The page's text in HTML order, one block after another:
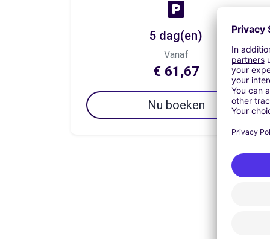
5 dag(en)
Vanaf
€ 61,67
Nu boeken